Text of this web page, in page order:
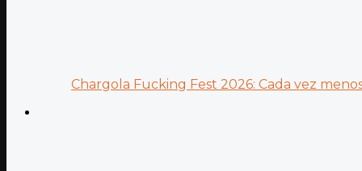
Chargola Fucking Fest 2026: Cada vez